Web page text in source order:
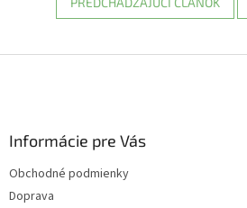
Informácie pre Vás
Obchodné podmienky
Doprava